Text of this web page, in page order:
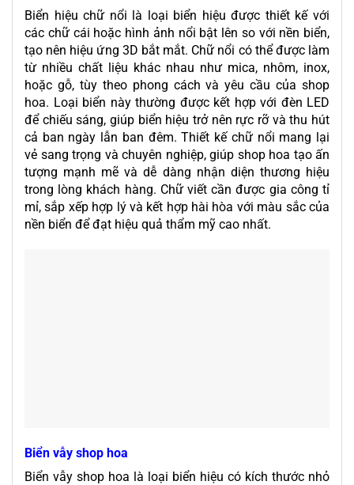
Biển hiệu chữ nổi là loại biển hiệu được thiết kế với
các chữ cái hoặc hình ảnh nổi bật lên so với nền biển,
tạo nên hiệu ứng 3D bắt mắt. Chữ nổi có thể được làm
từ nhiều chất liệu khác nhau như mica, nhôm, inox,
hoặc gỗ, tùy theo phong cách và yêu cầu của shop
hoa. Loại biển này thường được kết hợp với đèn LED
để chiếu sáng, giúp biển hiệu trở nên rực rỡ và thu hút
cả ban ngày lẫn ban đêm. Thiết kế chữ nổi mang lại
vẻ sang trọng và chuyên nghiệp, giúp shop hoa tạo ấn
tượng mạnh mẽ và dễ dàng nhận diện thương hiệu
trong lòng khách hàng. Chữ viết cần được gia công tỉ
mỉ, sắp xếp hợp lý và kết hợp hài hòa với màu sắc của
nền biển để đạt hiệu quả thẩm mỹ cao nhất.
Biển vẫy shop hoa
Biển vẫy shop hoa là loại biển hiệu có kích thước nhỏ